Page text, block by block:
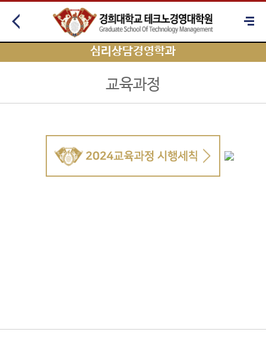
심리상담경영학과
교육과정